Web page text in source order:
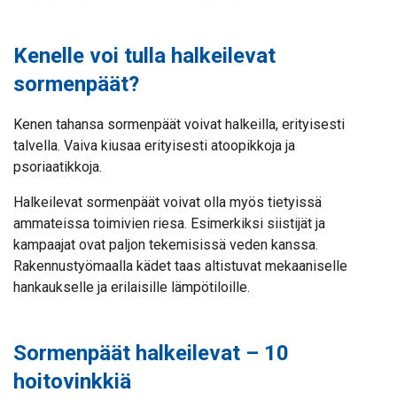
Kenelle voi tulla halkeilevat
sormenpäät?
Kenen tahansa sormenpäät voivat halkeilla, erityisesti
talvella. Vaiva kiusaa erityisesti atoopikkoja ja
psoriaatikkoja.
Halkeilevat sormenpäät voivat olla myös tietyissä
ammateissa toimivien riesa. Esimerkiksi siistijät ja
kampaajat ovat paljon tekemisissä veden kanssa.
Rakennustyömaalla kädet taas altistuvat mekaaniselle
hankaukselle ja erilaisille lämpötiloille.
Sormenpäät halkeilevat – 10
hoitovinkkiä